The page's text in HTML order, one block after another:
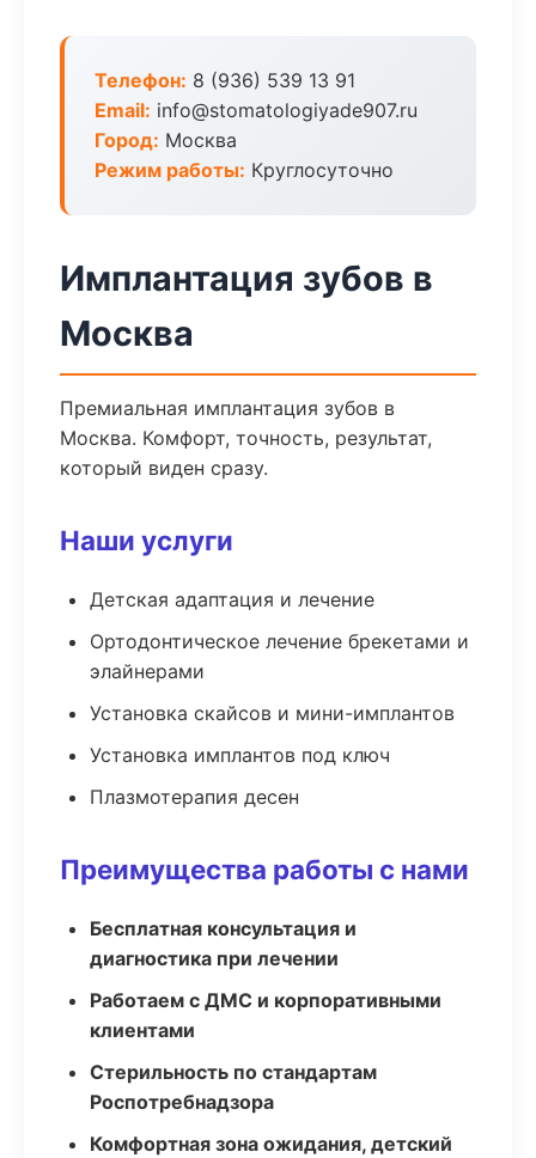
Телефон: 8 (936) 539 13 91
Email: info@stomatologiyade907.ru
Город: Москва
Режим работы: Круглосуточно
Имплантация зубов в
Москва
Премиальная имплантация зубов в
Москва. Комфорт, точность, результат,
который виден сразу.
Наши услуги
Детская адаптация и лечение
Ортодонтическое лечение брекетами и
элайнерами
Установка скайсов и мини-имплантов
Установка имплантов под ключ
Плазмотерапия десен
Преимущества работы с нами
Бесплатная консультация и
диагностика при лечении
Работаем с ДМС и корпоративными
клиентами
Стерильность по стандартам
Роспотребнадзора
Комфортная зона ожидания, детский